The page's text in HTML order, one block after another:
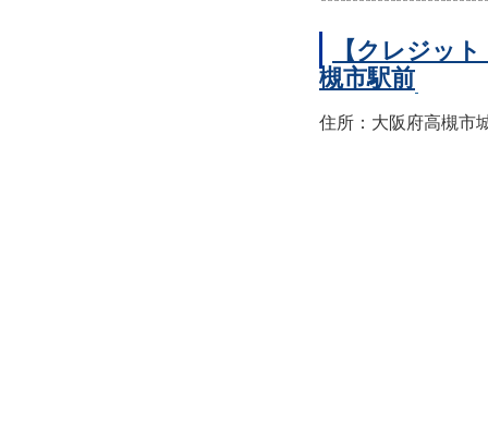
【クレジッ
槻市駅前
住所：大阪府高槻市